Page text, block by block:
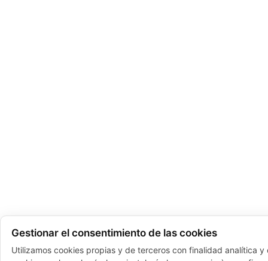
Gestionar el consentimiento de las cookies
Utilizamos cookies propias y de terceros con finalidad analítica